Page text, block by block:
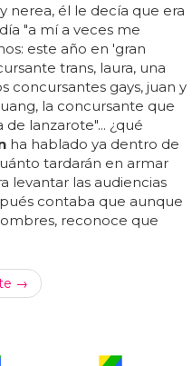
nerea, él le decía que era
"a mí a veces me
este año en 'gran
trans, laura, una
concursantes gays, juan y
la concursante que
lanzarote"... ¿qué
ha hablado ya dentro de
tardarán en armar
levantar las audiencias
contaba que aunque
reconoce que
→